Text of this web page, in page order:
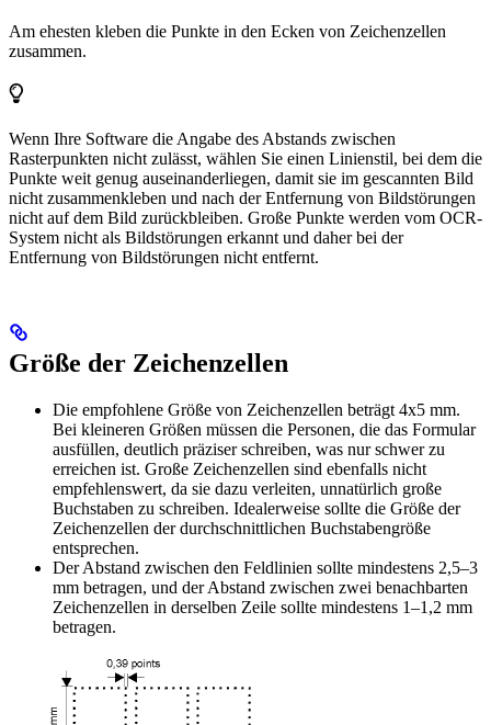
Am ehesten kleben die Punkte in den Ecken von Zeichenzellen
zusammen.
Wenn Ihre Software die Angabe des Abstands zwischen
Rasterpunkten nicht zulässt, wählen Sie einen Linienstil, bei dem die
Punkte weit genug auseinanderliegen, damit sie im gescannten Bild
nicht zusammenkleben und nach der Entfernung von Bildstörungen
nicht auf dem Bild zurückbleiben. Große Punkte werden vom OCR-
System nicht als Bildstörungen erkannt und daher bei der
Entfernung von Bildstörungen nicht entfernt.
Größe der Zeichenzellen
Die empfohlene Größe von Zeichenzellen beträgt 4x5 mm.
Bei kleineren Größen müssen die Personen, die das Formular
ausfüllen, deutlich präziser schreiben, was nur schwer zu
erreichen ist. Große Zeichenzellen sind ebenfalls nicht
empfehlenswert, da sie dazu verleiten, unnatürlich große
Buchstaben zu schreiben. Idealerweise sollte die Größe der
Zeichenzellen der durchschnittlichen Buchstabengröße
entsprechen.
Der Abstand zwischen den Feldlinien sollte mindestens 2,5–3
mm betragen, und der Abstand zwischen zwei benachbarten
Zeichenzellen in derselben Zeile sollte mindestens 1–1,2 mm
betragen.